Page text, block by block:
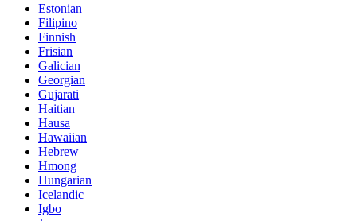
Estonian
Filipino
Finnish
Frisian
Galician
Georgian
Gujarati
Haitian
Hausa
Hawaiian
Hebrew
Hmong
Hungarian
Icelandic
Igbo